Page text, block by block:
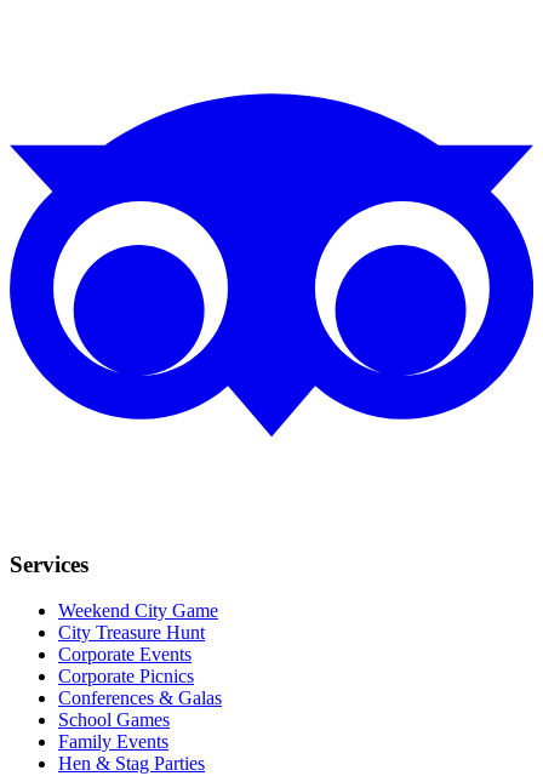
Services
Weekend City Game
City Treasure Hunt
Corporate Events
Corporate Picnics
Conferences & Galas
School Games
Family Events
Hen & Stag Parties